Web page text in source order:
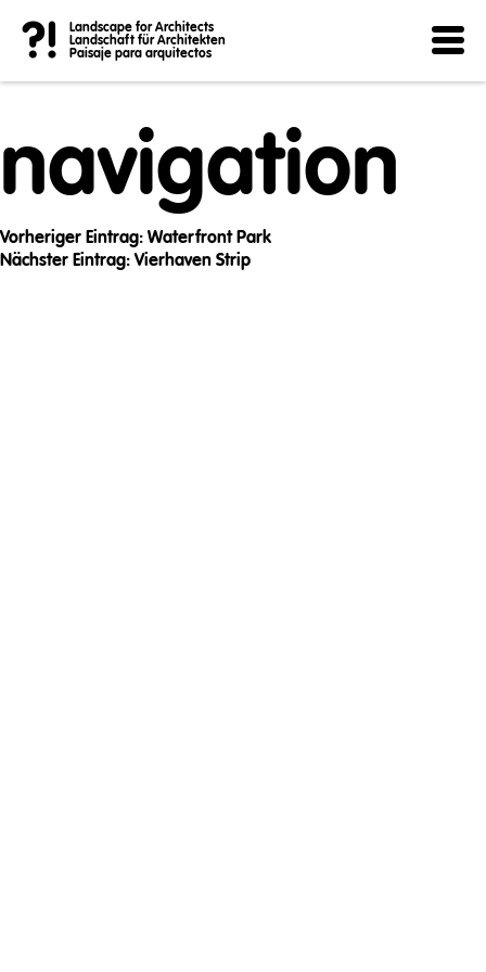
?!
Landscape for Architects
Landschaft für Architekten
Paisaje para arquitectos
Post
navigation
Vorheriger Eintrag: Waterfront Park
Nächster Eintrag: Vierhaven Strip